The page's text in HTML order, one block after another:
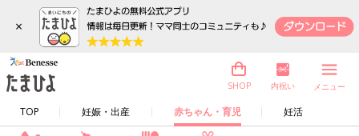
×
TOP 妊娠・出産 赤ちゃん・育児 妊活
SHOP 内祝い メニュー